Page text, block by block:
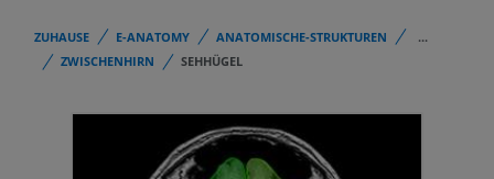
ZUHAUSE E-ANATOMY ANATOMISCHE-STRUKTUREN
...
ZWISCHENHIRN
SEHHÜGEL